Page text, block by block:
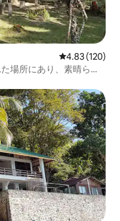
レビュー120
4.83 (120)
場所にあり、素晴らし